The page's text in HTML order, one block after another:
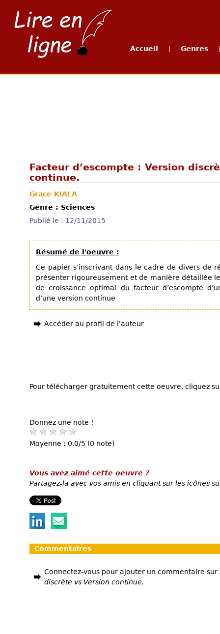
Accueil Genres
Facteur d’escompte : Version
continue.
Grace KIALA
Genre : Sciences
Publié le : 12/11/2015
Résumé de l'oeuvre :
Ce papier s’inscrivant dans le cadre de divers de
présenter rigoureusement et de manière détaillée
de croissance optimal du facteur d’escompte
d’une version continue
Accéder au profil de l'auteur
Pour télécharger gratuitement cette oeuvre, cliquez
Donnez une note !
Moyenne : 0.0/5 (0 note)
Vous avez aimé cette oeuvre ?
Partagez-la avec vos amis en cliquant sur les icônes
Commentaires
Connectez-vous pour ajouter un commentaire sur
discrète vs Version continue.